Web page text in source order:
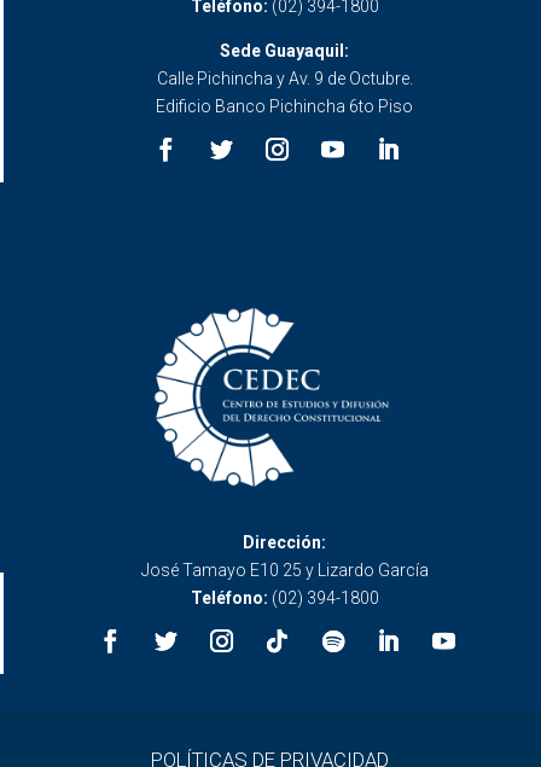
Teléfono: (02) 394-1800
Sede Guayaquil:
Calle Pichincha y Av. 9 de Octubre.
Edificio Banco Pichincha 6to Piso
Dirección:
José Tamayo E10 25 y Lizardo García
Teléfono: (02) 394-1800
POLÍTICAS DE PRIVACIDAD